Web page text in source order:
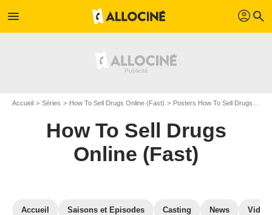
menu profil search
Accueil Séries How To Sell Drugs Online (Fast) Posters How To Sell Drugs Online (Fast)
How To Sell Drugs
Online (Fast)
Accueil Saisons et Episodes Casting News